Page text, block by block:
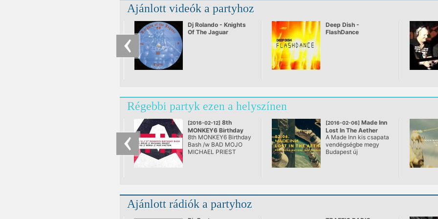
Ajánlott videók a partyhoz
Dj Rolando - Knights
Of The Jaguar
Deep Dish -
FlashDance
Régebbi partyk ezen a helyszínen
[2016-02-12] 8th
MONKEY6 Birthday
Bash
@ AETHER
8th MONKEY6 Birthday
Bash /w BAD MOJO
MICHAEL PRIEST
[2016-02-06] Made Inn
Lost In The Aether
@ AETHER
A Made Inn kis csapata
vendégségbe megy
Budapest új
ütemekkel fogják
Ajánlott rádiók a partyhoz